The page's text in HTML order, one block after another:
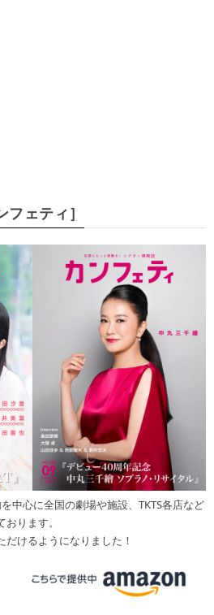
ェティ］
中心に全国の劇場や施設、TKTS各店など
ります。
けるようになりました！